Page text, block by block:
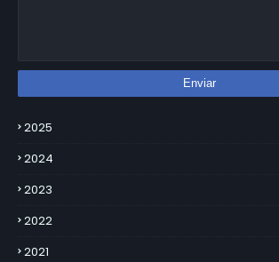
2025
2024
2023
2022
2021